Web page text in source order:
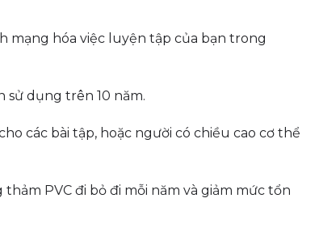
mạng hóa việc luyện tập của bạn trong
sử dụng trên 10 năm.
các bài tập, hoặc người có chiều cao cơ thể
PVC đi bỏ đi mỗi năm và giảm mức tổn